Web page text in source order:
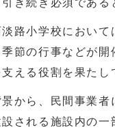
き続き必須である
路小学校において
節の行事などが
える役割を果たし
から、民間事業者
される施設内の